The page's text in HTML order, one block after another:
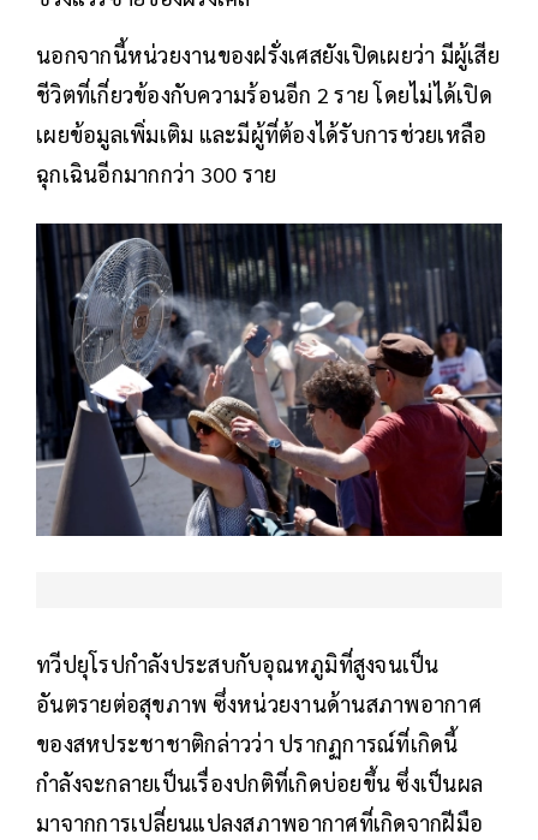
นอกจากนี้หน่วยงานของฝรั่งเศสยังเปิดเผยว่า มีผู้เสีย
ชีวิตที่เกี่ยวข้องกับความร้อนอีก 2 ราย โดยไม่ได้เปิด
เผยข้อมูลเพิ่มเติม และมีผู้ที่ต้องได้รับการช่วยเหลือ
ฉุกเฉินอีกมากกว่า 300 ราย
ทวีปยุโรปกำลังประสบกับอุณหภูมิที่สูงจนเป็น
อันตรายต่อสุขภาพ ซึ่งหน่วยงานด้านสภาพอากาศ
ของสหประชาชาติกล่าวว่า ปรากฏการณ์ที่เกิดนี้
กำลังจะกลายเป็นเรื่องปกติที่เกิดบ่อยขึ้น ซึ่งเป็นผล
มาจากการเปลี่ยนแปลงสภาพอากาศที่เกิดจากฝีมือ